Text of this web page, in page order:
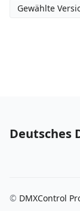
Deutsches
© DMXControl